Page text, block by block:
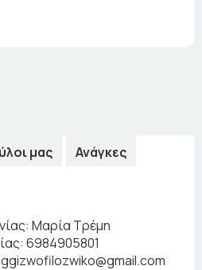
μας
Ανάγκες
Μαρία Τρέμη
6984905801